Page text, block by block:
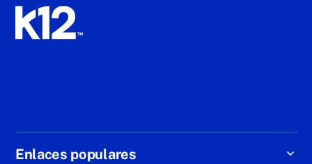
Enlaces populares